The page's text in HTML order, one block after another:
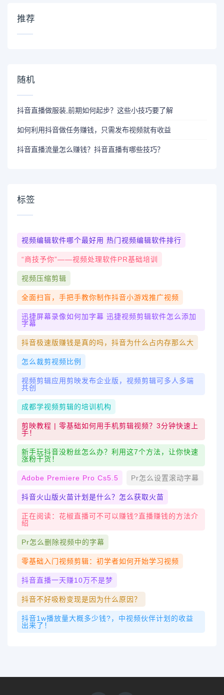
推荐
随机
抖音直播做服装,前期如何起步？这些小技巧要了解
如何利用抖音做任务赚钱，只需发布视频就有收益
抖音直播流量怎么赚钱？抖音直播有哪些技巧？
标签
视频编辑软件哪个最好用 热门视频编辑软件排行
“商技予你”——视频处理软件PR基础培训
视频压缩剪辑
全面扫盲，手把手教你制作抖音小游戏推广视频
迅捷屏幕录像如何加字幕 迅捷视频剪辑软件怎么添加
字幕
抖音极速版赚钱是真的吗，抖音为什么占内存那么大
怎么裁剪视频比例
视频剪辑应用剪映发布企业版，视频剪辑可多人多端
共创
成都学视频剪辑的培训机构
剪映教程 | 零基础如何用手机剪辑视频？3分钟快速上
手！
新手玩抖音没粉丝怎么办？利用这7个方法，让你快速
涨粉干货！
Adobe Premiere Pro Cs5.5 Pr怎么设置滚动字幕
抖音火山版火苗计划是什么？怎么获取火苗
正在阅读：花椒直播可不可以赚钱?直播赚钱的方法介
绍
Pr怎么删除视频中的字幕
零基础入门视频剪辑：初学者如何开始学习视频
抖音直播一天赚10万不是梦
抖音不好吸粉变现是因为什么原因？
抖音1w播放量大概多少钱?，中视频伙伴计划的收益
出来了！